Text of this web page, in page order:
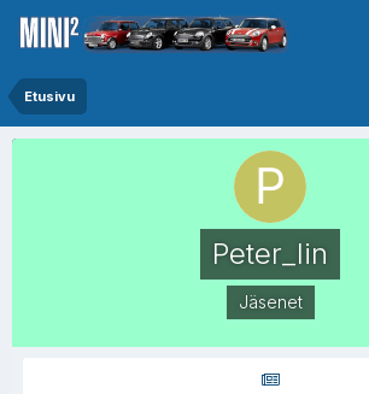
Etusivu
Peter_lin
Jäsenet